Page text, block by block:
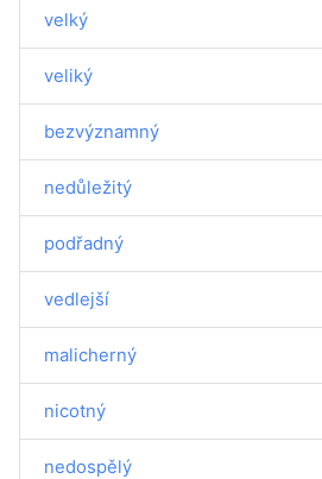
velký
veliký
bezvýznamný
nedůležitý
podřadný
vedlejší
malicherný
nicotný
nedospělý